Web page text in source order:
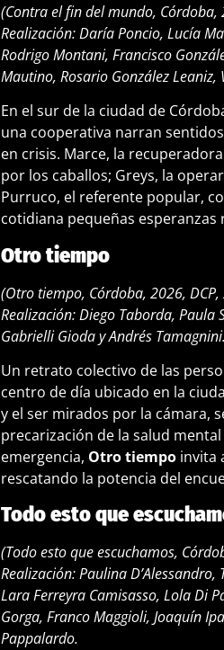
(Contra el fin del mundo, Córdoba,
Realización: Daría Poncio, Lucía
Rodrigo Montani, Francisco
Mautino, Rosario González Leaniz,
En el sur de la ciudad de
una cooperativa narran
en crisis. Marce, la
por los caballos; Greys, la
Purruco, el referente popular,
cotidiana pequeñas esperanzas
Otro tiempo
(Otro tiempo, Córdoba, 2026, DCP,
Realización: Diego Taborda, Paula
Gabrielli Gioda y Andrés Tamagnini.
Un retrato colectivo de las
centro de día ubicado en la
y el ser mirados por la cámara,
precarización de la salud
emergencia, Otro tiempo invita
rescatando la potencia del
Todo esto que
(Todo esto que escuchamos,
Realización: Paulina
Lara Ferreyra Camisasso, Lola Di
Gorga, Franco Maggioli, Joaquín
Pappalardo.